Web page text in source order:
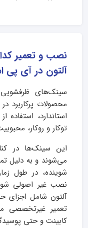
نصب و تعمیر
آلتون در آی پی
محصولات پرکاربرد
استاندارد،
توکار و روکار،
این سینک‌ها در
می‌شوند و به دلیل
شوینده، در طول
نصب غیر اصولی
آلتون شامل اجزای
تعمیر غیرتخصصی
کابینت و حتی